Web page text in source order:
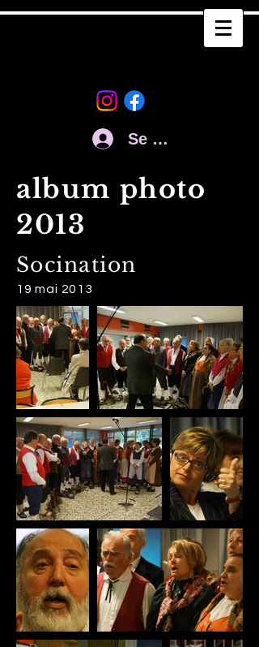
Se connecter
album photo
2013
Socination
19 mai 2013